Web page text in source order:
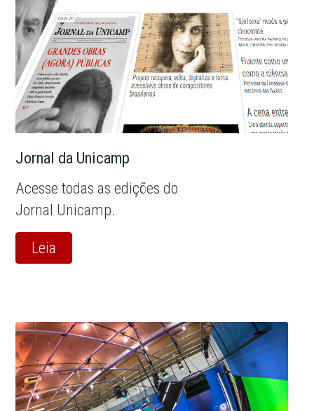
Jornal da Unicamp
Acesse todas as edições do
Jornal Unicamp.
Leia